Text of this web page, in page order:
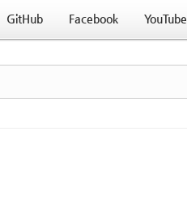
GitHub Facebook YouTube